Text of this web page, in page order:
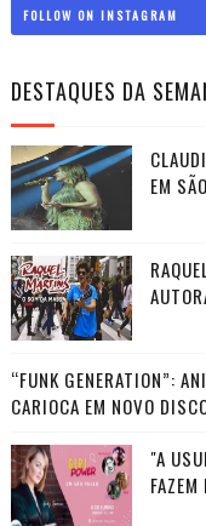
FOLLOW ON INSTAGRAM
DESTAQUES DA
EM
“FUNK GENERATION”:
CARIOCA EM NOVO
"A